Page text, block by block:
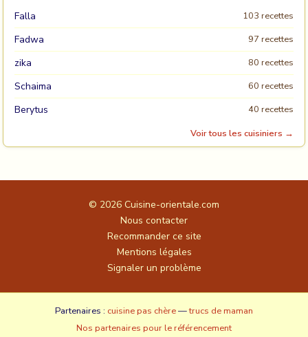
Falla 103 recettes
Fadwa 97 recettes
zika 80 recettes
Schaima 60 recettes
Berytus
40 recettes
Voir tous les cuisiniers →
© 2026 Cuisine-orientale.com
Nous contacter
Recommander ce site
Mentions légales
Signaler un problème
Partenaires : cuisine pas chère—trucs de maman
Nos partenaires pour le référencement